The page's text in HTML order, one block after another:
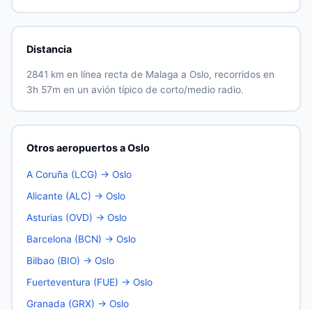
Distancia
2841 km en línea recta de Malaga a Oslo, recorridos en
3h 57m en un avión típico de corto/medio radio.
Otros aeropuertos a Oslo
A Coruña (LCG) → Oslo
Alicante (ALC) → Oslo
Asturias (OVD) → Oslo
Barcelona (BCN) → Oslo
Bilbao (BIO) → Oslo
Fuerteventura (FUE) → Oslo
Granada (GRX) → Oslo